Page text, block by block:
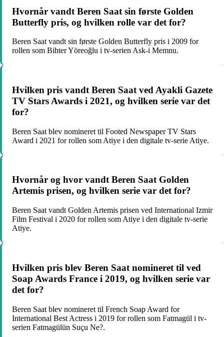
Hvornår vandt Beren Saat sin første Golden
Butterfly pris, og hvilken rolle var det for?
Beren Saat vandt sin første Golden Butterfly pris i 2009 for
rollen som Bihter Yöreoğlu i tv-serien Ask-i Memnu.
Hvilken pris vandt Beren Saat ved Ayakli Gazete
TV Stars Awards i 2021, og hvilken serie var det
for?
Beren Saat blev nomineret til Footed Newspaper TV Stars
Award i 2021 for rollen som Atiye i den digitale tv-serie Atiye.
Hvornår og hvor vandt Beren Saat Golden
Artemis prisen, og hvilken serie var det for?
Beren Saat vandt Golden Artemis prisen ved International Izmir
Film Festival i 2020 for rollen som Atiye i den digitale tv-serie
Atiye.
Hvilken pris blev Beren Saat nomineret til ved
Soap Awards France i 2019, og hvilken serie var
det for?
Beren Saat blev nomineret til French Soap Award for
International Best Actress i 2019 for rollen som Fatmagül i tv-
serien Fatmagülün Suçu Ne?.